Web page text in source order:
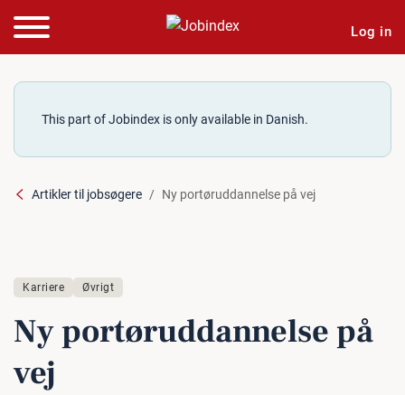
Log in
This part of Jobindex is only available in Danish.
Artikler til jobsøgere Ny portøruddannelse på vej
Karriere Øvrigt
Ny po­r­tør­ud­dan­nel­se på
vej